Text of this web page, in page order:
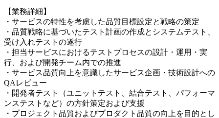
【業務詳細】
・サービスの特性を考慮した品質目標設定と戦略の策定
・品質戦略に基づいたテスト計画の作成とシステムテスト、
受け入れテストの遂行
・担当サービスにおけるテストプロセスの設計・運用・実
行、および開発チーム内での推進
・サービス品質向上を意識したサービス企画・技術設計への
QAレビュー
・開発者テスト（ユニットテスト、結合テスト、パフォーマ
ンステストなど）の方針策定および支援
・プロジェクト品質およびプロダクト品質の向上を目的とし